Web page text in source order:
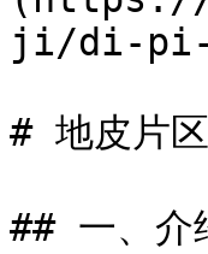
ji/di-pi-
# 地皮片区
## 一、介